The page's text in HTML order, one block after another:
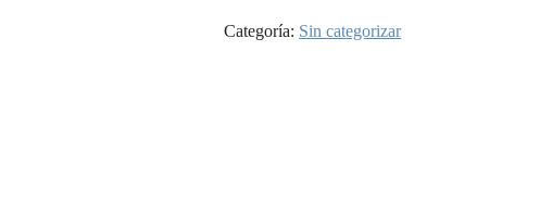
Categoría: Sin categorizar